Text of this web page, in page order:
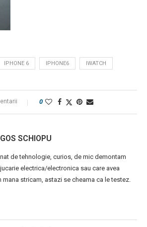
IPHONE 6 IPHONE6 IWATCH
0
SCHIOPU
de tehnologie, curios, de mic demontam
electrica/electronica sau care avea
mana stricam, astazi se cheama ca le testez.